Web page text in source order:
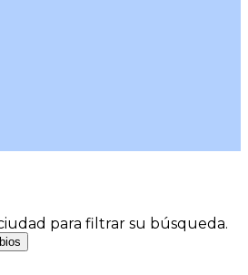
para filtrar su búsqueda.